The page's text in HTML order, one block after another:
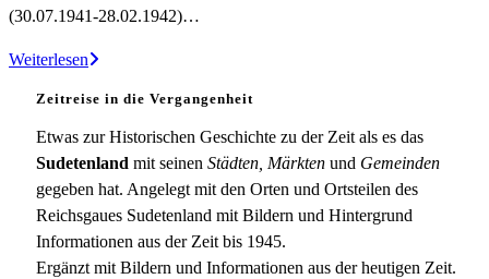
(30.07.1941-28.02.1942)…
WeiterlesenRAD-
Brünn-
Malmeritz
Zeitreise in die Vergangenheit
Etwas zur Historischen Geschichte zu der Zeit als es das
Sudetenland mit seinen Städten, Märkten und Gemeinden
gegeben hat. Angelegt mit den Orten und Ortsteilen des
Reichsgaues Sudetenland mit Bildern und Hintergrund
Informationen aus der Zeit bis 1945.
Ergänzt mit Bildern und Informationen aus der heutigen Zeit.